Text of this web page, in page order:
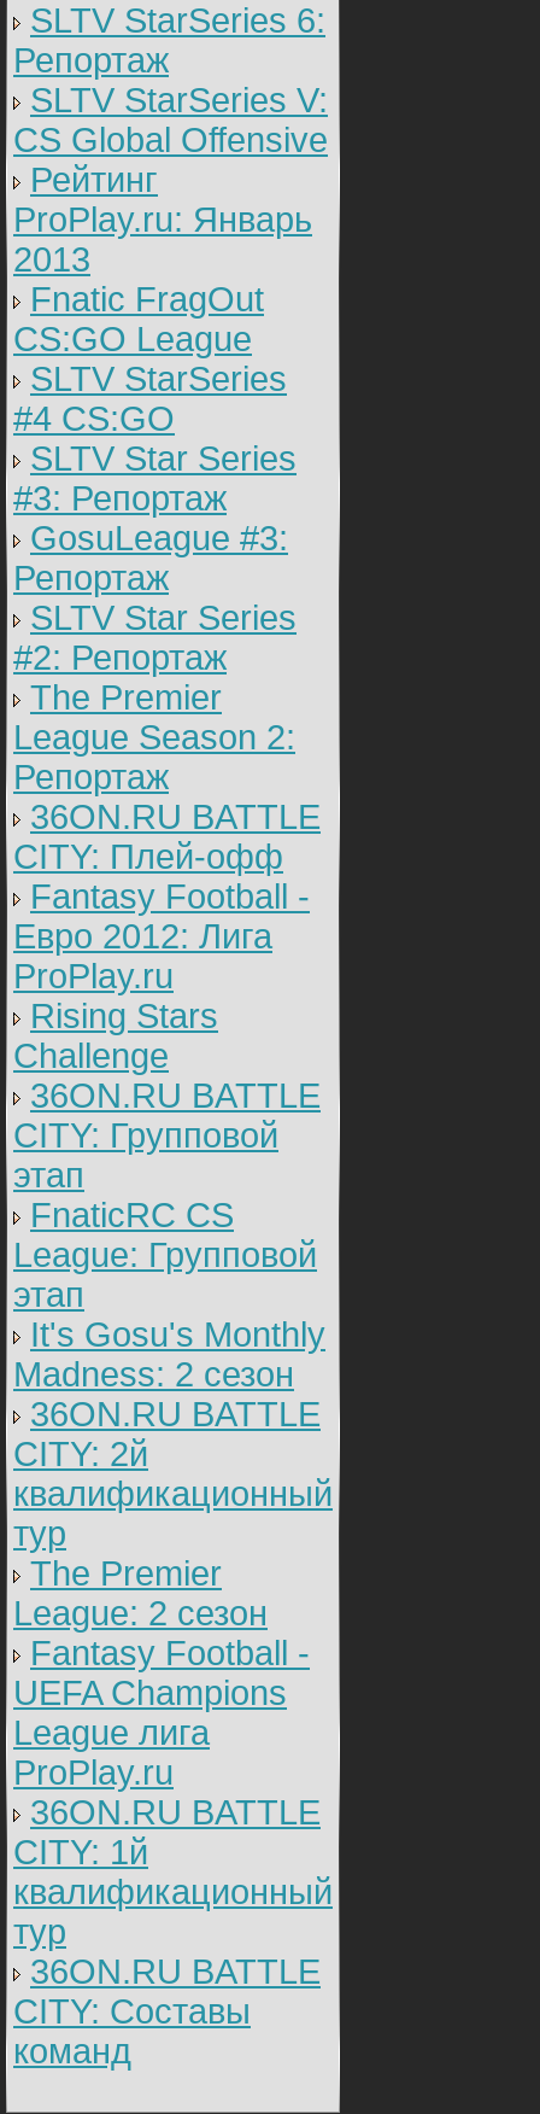
SLTV StarSeries 6:
Репортаж
SLTV StarSeries V:
CS Global Offensive
Рейтинг
ProPlay.ru: Январь
2013
Fnatic FragOut
CS:GO League
SLTV StarSeries
#4 CS:GO
SLTV Star Series
#3: Репортаж
GosuLeague #3:
Репортаж
SLTV Star Series
#2: Репортаж
The Premier
League Season 2:
Репортаж
36ON.RU BATTLE
CITY: Плей-офф
Fantasy Football -
Евро 2012: Лига
ProPlay.ru
Rising Stars
Challenge
36ON.RU BATTLE
CITY: Групповой
этап
FnaticRC CS
League: Групповой
этап
It's Gosu's Monthly
Madness: 2 сезон
36ON.RU BATTLE
CITY: 2й
квалификационный
тур
The Premier
League: 2 cезон
Fantasy Football -
UEFA Champions
League лига
ProPlay.ru
36ON.RU BATTLE
CITY: 1й
квалификационный
тур
36ON.RU BATTLE
CITY: Составы
команд